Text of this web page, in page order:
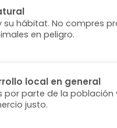
su hábitat. No compres
en peligro.
local en general
por parte de la población
justo.